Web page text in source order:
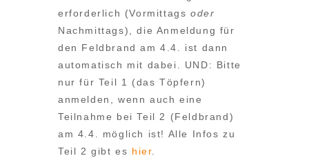
erforderlich (Vormittagsoder
Nachmittags), die Anmeldung für
den Feldbrand am 4.4. ist dann
automatisch mit dabei. UND: Bitte
nur für Teil 1 (das Töpfern)
anmelden, wenn auch eine
Teilnahme bei Teil 2 (Feldbrand)
am 4.4. möglich ist! Alle Infos zu
Teil 2 gibt es hier